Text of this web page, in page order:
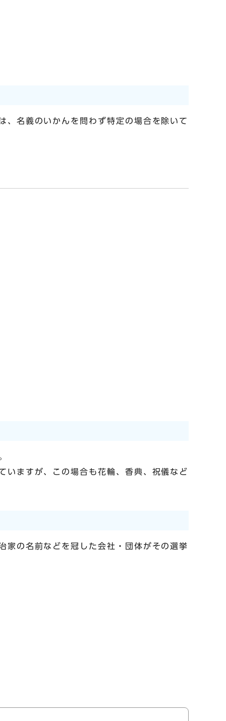
、名義のいかんを問わず特定の場合を除いて
いますが、この場合も花輪、香典、祝儀など
家の名前などを冠した会社・団体がその選挙